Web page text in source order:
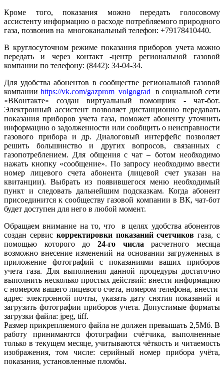
Кроме того, показания можно передать голосовому
ассистенту информацию о расходе потребляемого природного
газа, позвонив на многоканальный телефон: +79178410440.
В круглосуточном режиме показания приборов учета можно
передать и через контакт -центр региональной газовой
компании по телефону: (8442): 34-04-34.
Для удобства абонентов в сообществе региональной газовой
компании https://vk.com/gazprom_volgograd в социальной сети
«ВКонтакте» создан виртуальный помощник - чат-бот.
Электронный ассистент позволяет дистанционно передавать
показания приборов учета газа, поможет абоненту уточнить
информацию о задолженности или сообщить о неисправности
газового прибора и др. Диалоговый интерфейс позволяет
решить большинство и других вопросов, связанных с
газопотреблением. Для общения с чат – ботом необходимо
нажать кнопку «сообщение». По запросу необходимо ввести
номер лицевого счета абонента (лицевой счет указан на
квитанции). Выбрать из появившегося меню необходимый
пункт и следовать дальнейшим подсказкам. Когда абонент
присоединится к сообществу газовой компании в ВК, чат-бот
будет доступен для него в любой момент.
Обращаем внимание на то, что в целях удобства абонентов
создан сервис корректировки показаний счетчиков газа, с
помощью которого до 24-го числа расчетного месяца
возможно внесение изменений на основании загруженных в
приложение фотографий с показаниями ваших приборов
учета газа. Для выполнения данной процедуры достаточно
выполнить несколько простых действий: внести информацию
с номером вашего лицевого счета, номером телефона, внести
адрес электронной почты, указать дату снятия показаний и
загрузить фотографии приборов учета. Допустимые форматы
загрузки файла: jpeg, tiff.
Размер прикрепляемого файла не должен превышать 2,5Мб. В
работу принимаются фотографии счётчика, выполненные
только в текущем месяце, учитываются чёткость и читаемость
изображения, том числе: серийный номер прибора учёта,
показания, установленные пломбы.